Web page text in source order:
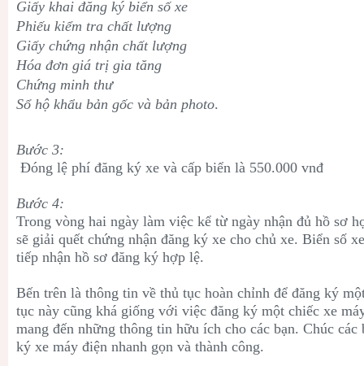
Giấy khai đăng ký biển số xe
Phiếu kiểm tra chất lượng
Giấy chứng nhận chất lượng
Hóa đơn giá trị gia tăng
Chứng minh thư
Sổ hộ khẩu bản gốc và bản photo.
Bước 3:
Đóng lệ phí đăng ký xe và cấp biển là 550.000 vnđ
Bước 4:
Trong vòng hai ngày làm việc kể từ ngày nhận đủ hồ sơ
sẽ giải quết chứng nhận đăng ký xe cho chủ xe. Biển số
tiếp nhận hồ sơ đăng ký hợp lệ.
Bến trên là thông tin về thủ tục hoàn chỉnh để đăng ký
tục này cũng khá giống với việc đăng ký một chiếc xe
mang đến những thông tin hữu ích cho các bạn. Chúc
ký xe máy điện nhanh gọn và thành công.